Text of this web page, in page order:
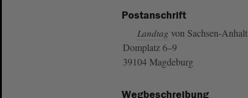
Postanschrift
Landtag von Sachsen-Anhalt
Domplatz 6–9
39104 Magdeburg
Wegbeschreibung